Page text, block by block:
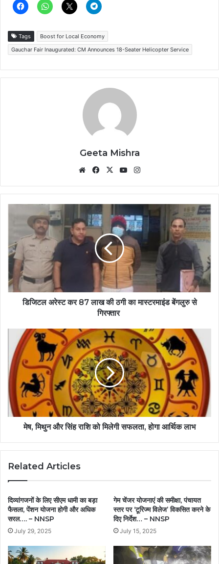
Tags
Boost for Local Economy
Gauchar Fair Inaugurated: CM Announces 18-Seater Helicopter Service
Geeta Mishra
WebsiteFacebook
X YouTube
डिजिटल अरेस्ट कर 87 लाख की ठगी का मास्टरमाइंड बेंगलुरु से
गिरफ्तार
मेष, मिथुन और सिंह राशि को मिलेगी सफलता, होगा आर्थिक लाभ
Related Articles
दिव्यांगजनों के लिए सीएम धामी का बड़ा
फैसला, पेंशन योजना होगी और अधिक
सरल…. – NNSP
July 29, 2025
गेम चेंजर योजनाएं की समीक्षा, पंचायत
स्तर पर ‘टूरिज्म विलेज’ विकसित करने के
दिए निर्देश… – NNSP
July 15, 2025